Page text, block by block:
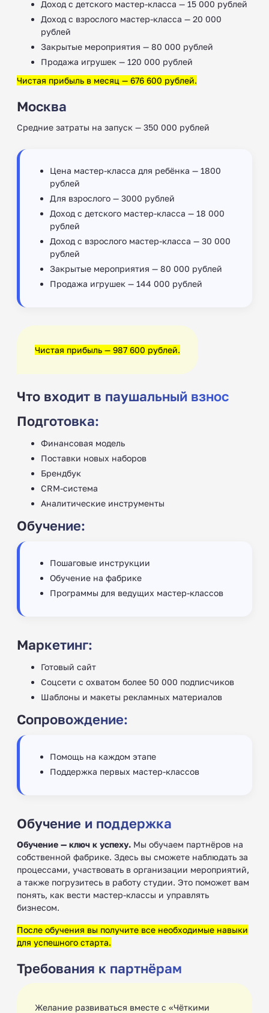
Доход с детского мастер-класса — 15 000 рублей
Доход с взрослого мастер-класса — 20 000
рублей
Закрытые мероприятия — 80 000 рублей
Продажа игрушек — 120 000 рублей
Чистая прибыль в месяц — 676 600 рублей.
Москва
Средние затраты на запуск — 350 000 рублей
Цена мастер-класса для ребёнка — 1800
рублей
Для взрослого — 3000 рублей
Доход с детского мастер-класса — 18 000
рублей
Доход с взрослого мастер-класса — 30 000
рублей
Закрытые мероприятия — 80 000 рублей
Продажа игрушек — 144 000 рублей
Чистая прибыль — 987 600 рублей.
Что входит в паушальный взнос
Подготовка:
Финансовая модель
Поставки новых наборов
Брендбук
CRM-система
Аналитические инструменты
Обучение:
Пошаговые инструкции
Обучение на фабрике
Программы для ведущих мастер-классов
Маркетинг:
Готовый сайт
Соцсети с охватом более 50 000 подписчиков
Шаблоны и макеты рекламных материалов
Сопровождение:
Помощь на каждом этапе
Поддержка первых мастер-классов
Обучение и поддержка
Обучение — ключ к успеху. Мы обучаем партнёров на
собственной фабрике. Здесь вы сможете наблюдать за
процессами, участвовать в организации мероприятий,
а также погрузитесь в работу студии. Это поможет вам
понять, как вести мастер-классы и управлять
бизнесом.
После обучения вы получите все необходимые навыки
для успешного старта.
Требования к партнёрам
Желание развиваться вместе с «Чёткими